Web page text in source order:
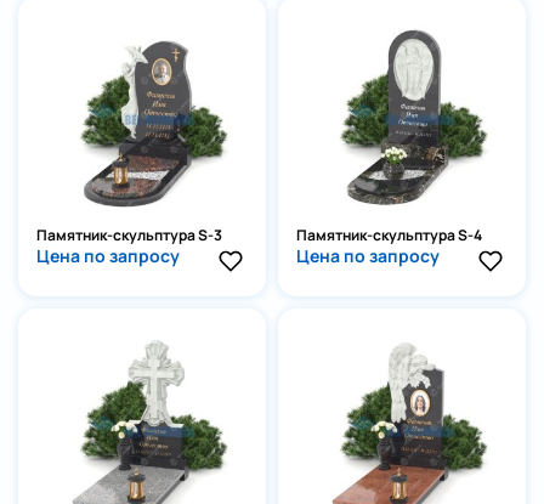
Памятник-скульптура S-3
Цена по запросу
Памятник-скульптура S-4
Цена по запросу